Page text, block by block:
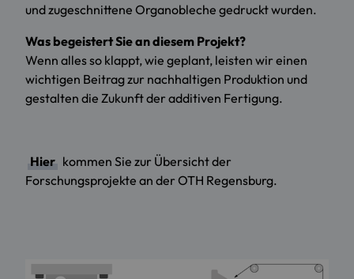
und zugeschnittene Organobleche gedruckt wurden.
Was begeistert Sie an diesem Projekt?
Wenn alles so klappt, wie geplant, leisten wir einen
wichtigen Beitrag zur nachhaltigen Produktion und
gestalten die Zukunft der additiven Fertigung.
Hier kommen Sie zur Übersicht der
Forschungsprojekte an der OTH Regensburg.